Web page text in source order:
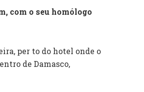
com o seu homólogo
per to do hotel onde o
de Damasco,